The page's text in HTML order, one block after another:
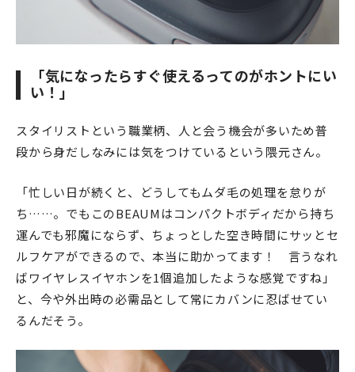
「気になったらすぐ使えるってのがホントにい
い！」
スタイリストという職業柄、人と会う機会が多いため普
段から身だしなみには気をつけているという隈元さん。
「忙しい日が続くと、どうしてもムダ毛の処理を怠りが
ち……。でもこのBEAUMはコンパクトボディだから持ち
運んでも邪魔にならず、ちょっとした空き時間にサッとセ
ルフケアができるので、本当に助かってます！ 言うなれ
ばワイヤレスイヤホンを1個追加したような感覚ですね」
と、今や外出時の必需品として常にカバンに忍ばせてい
るんだそう。